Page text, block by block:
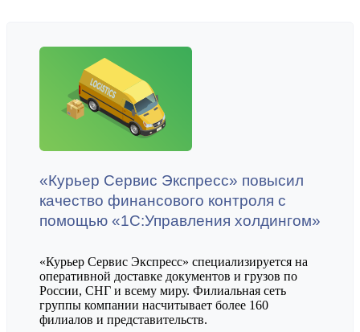
«Курьер Сервис Экспресс» повысил
качество финансового контроля с
помощью «1С:Управления холдингом»
«Курьер Сервис Экспресс» специализируется на
оперативной доставке документов и грузов по
России, СНГ и всему миру. Филиальная сеть
группы компании насчитывает более 160
филиалов и представительств.